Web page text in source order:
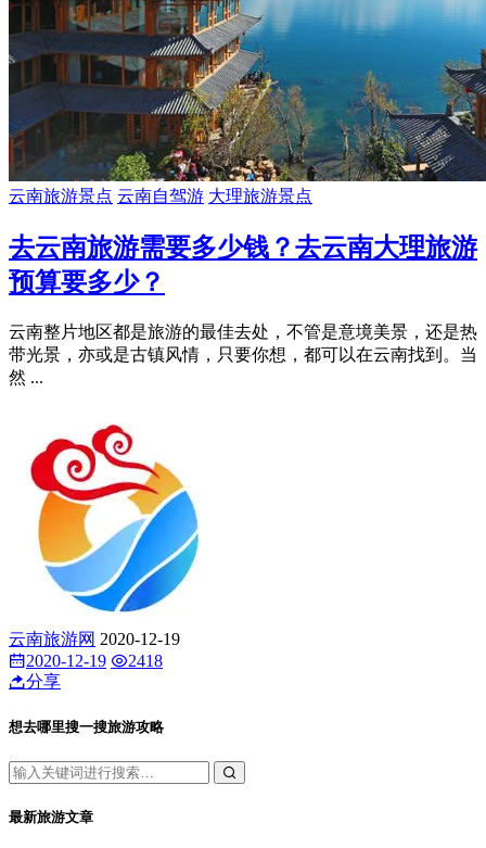
云南旅游景点 云南自驾游 大理旅游景点
去云南旅游需要多少钱？去云南大理旅游
预算要多少？
云南整片地区都是旅游的最佳去处，不管是意境美景，还是热
带光景，亦或是古镇风情，只要你想，都可以在云南找到。当
然 ...
云南旅游网 2020-12-19
2020-12-19
2418
分享
想去哪里搜一搜旅游攻略
最新旅游文章